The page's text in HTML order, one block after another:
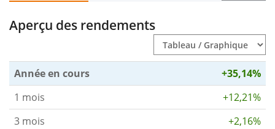
Aperçu des rendements
Année en cours
+35,14%
1 mois
+12,21%
3 mois
+2,16%